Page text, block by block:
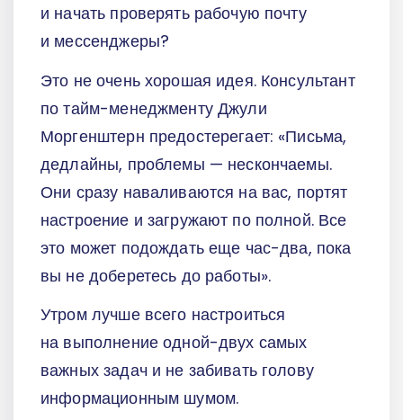
и начать проверять рабочую почту
и мессенджеры?
Это не очень хорошая идея. Консультант
по тайм-менеджменту Джули
Моргенштерн предостерегает: «Письма,
дедлайны, проблемы — нескончаемы.
Они сразу наваливаются на вас, портят
настроение и загружают по полной. Все
это может подождать еще час-два, пока
вы не доберетесь до работы».
Утром лучше всего настроиться
на выполнение одной-двух самых
важных задач и не забивать голову
информационным шумом.